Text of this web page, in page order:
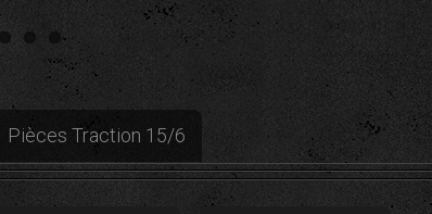
Pièces Traction 15/6